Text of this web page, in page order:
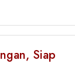
Siap